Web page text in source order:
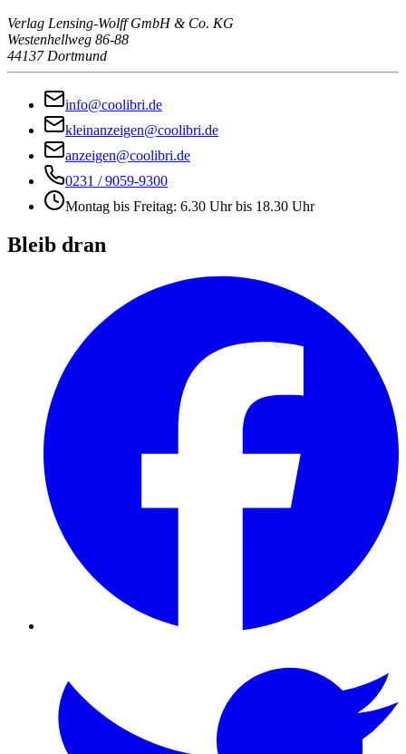
Verlag Lensing-Wolff GmbH & Co. KG
Westenhellweg 86-88
44137 Dortmund
info@coolibri.de
kleinanzeigen@coolibri.de
anzeigen@coolibri.de
0231 / 9059-9300
Montag bis Freitag: 6.30 Uhr bis 18.30 Uhr
Bleib dran